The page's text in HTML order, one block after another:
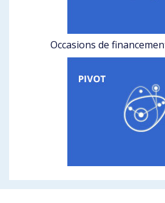
Occasions de